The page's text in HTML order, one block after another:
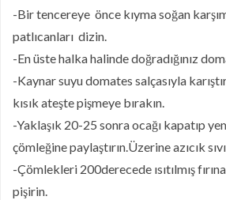
-Bir tencereye önce kıyma soğan
patlıcanları dizin.
-En üste halka halinde doğradığınız
-Kaynar suyu domates salçasıyla
kısık ateşte pişmeye bırakın.
-Yaklaşık 20-25 sonra ocağı kapatıp
çömleğine paylaştırın.Üzerine azıcık
-Çömlekleri 200derecede ısıtılmış
pişirin.